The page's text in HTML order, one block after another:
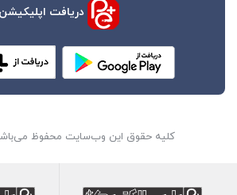
دریافت اپلیکیشن
کلیه حقوق این وب‌سایت محفوظ می‌باشد. ۲۰۱۸-